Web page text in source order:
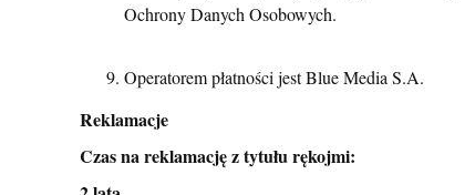
Ochrony Danych Osobowych.
Operatorem płatności jest Blue Media S.A.
Reklamacje
Czas na reklamację z tytułu rękojmi: